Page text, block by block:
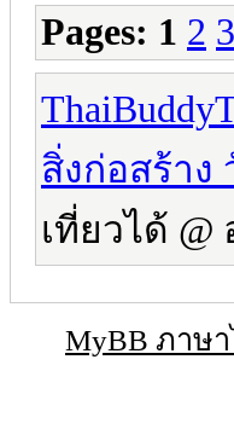
Pages: 1 2 3
สิ่งก่อสร้า
เที่ยวได้ @
MyBB ภาษ